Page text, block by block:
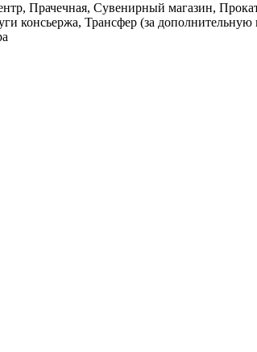
Прачечная, Сувенирный магазин,
консьержа, Трансфер (за